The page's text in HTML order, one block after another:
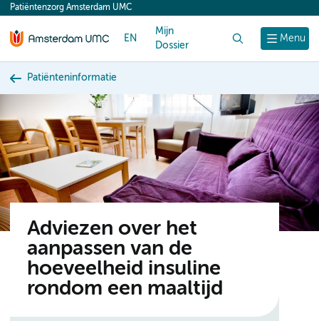
content
Menu
Patiëntenzorg Amsterdam UMC
EN
Mijn
Dossier
Patiënteninformatie
Adviezen over het
aanpassen van de
hoeveelheid insuline
rondom een maaltijd